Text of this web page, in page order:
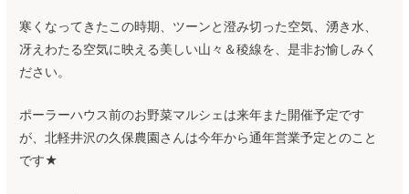
寒くなってきたこの時期、ツーンと澄み切った空気、湧き水、
冴えわたる空気に映える美しい山々＆稜線を、是非お愉しみく
ださい。
ポーラーハウス前のお野菜マルシェは来年また開催予定です
が、北軽井沢の久保農園さんは今年から通年営業予定とのこと
です★